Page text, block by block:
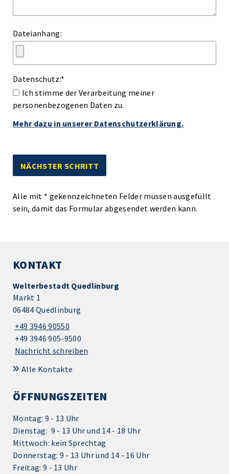
Dateianhang:
Datenschutz:*
Ich stimme der Verarbeitung meiner
personenbezogenen Daten zu.
Mehr dazu in unserer Datenschutzerklärung.
Alle mit * gekennzeichneten Felder müssen ausgefüllt
sein, damit das Formular abgesendet werden kann.
KONTAKT
Welterbestadt Quedlinburg
Markt 1
06484 Quedlinburg
+49 3946 90550
+49 3946 905-9500
Nachricht schreiben
Alle Kontakte
ÖFFNUNGSZEITEN
Montag: 9 - 13 Uhr
Dienstag: 9 - 13 Uhr und 14 - 18 Uhr
Mittwoch: kein Sprechtag
Donnerstag: 9 - 13 Uhr und 14 - 16 Uhr
Freitag: 9 - 13 Uhr